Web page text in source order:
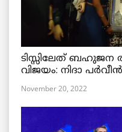
ടിസ്സിലേത് ബഹുജന
വിജയം: നിദാ
November 20, 2022